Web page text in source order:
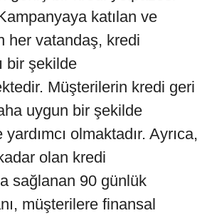
katılan ve
her vatandaş, kredi
bir şekilde
Müşterilerin kredi geri
uygun bir şekilde
olmaktadır. Ayrıca,
olan kredi
sağlanan 90 günlük
müşterilere finansal